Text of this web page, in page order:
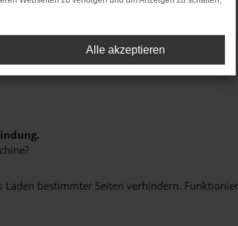
bestimmter Seiten verhindern.
Alle akzeptieren